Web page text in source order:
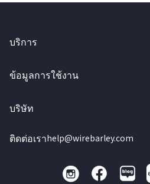
บริการ
ข้อมูลการใช้งาน
บริษัท
ติดต่อเราhelp@wirebarley.com